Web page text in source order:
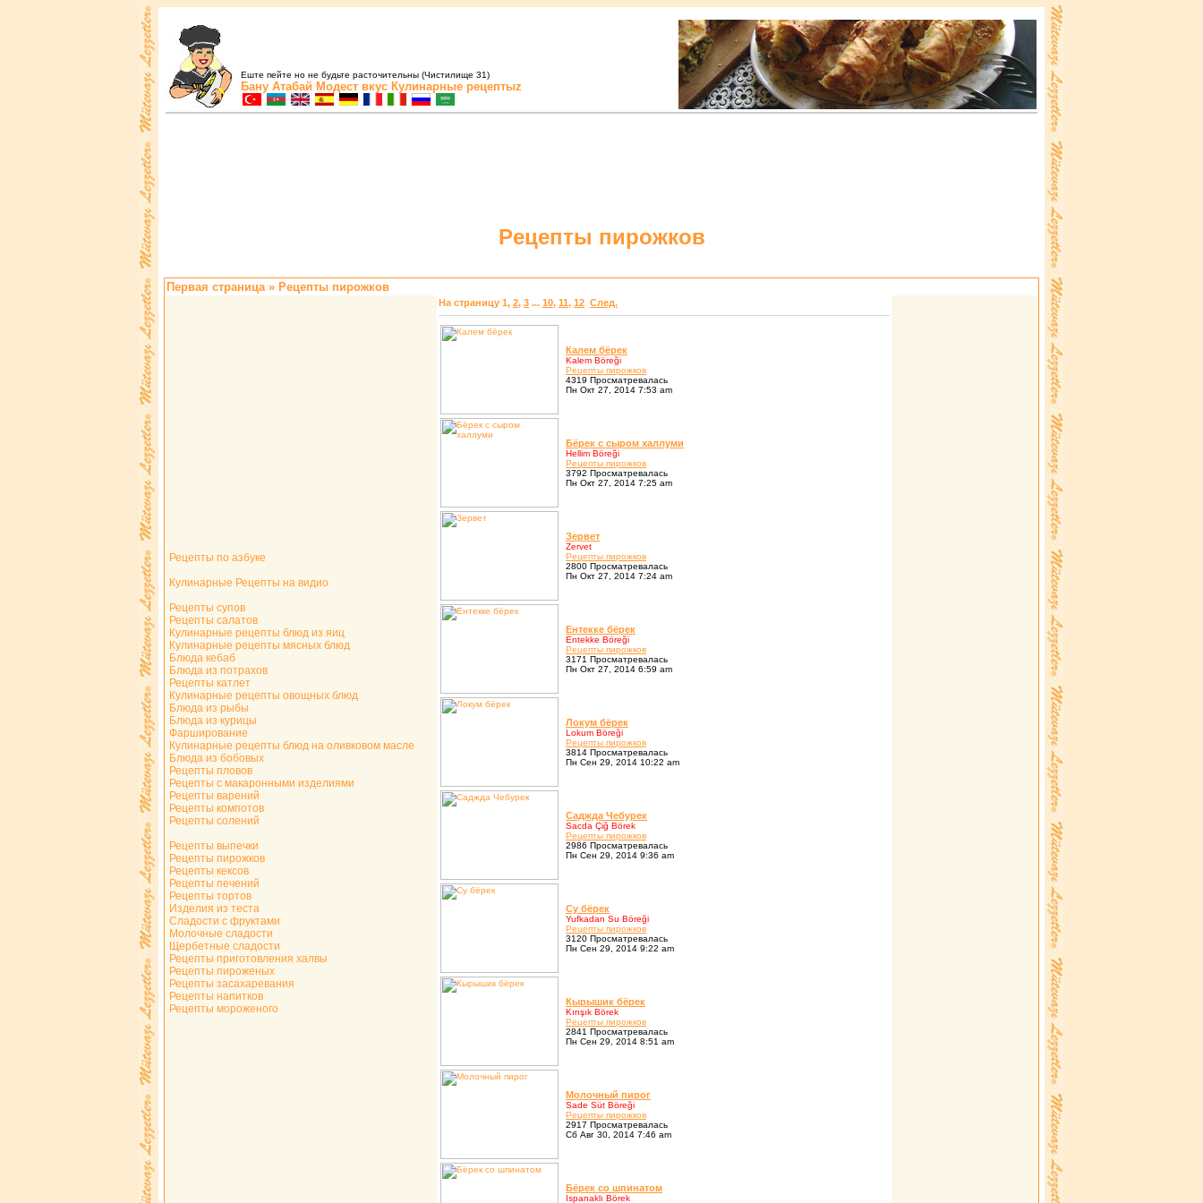
Еште пейте но не будьте расточительны (Чистилище 31)
Бану Атабай Модест вкус Кулинарные рецептыz
Pецепты пиpожков
Первая страница» Pецепты пиpожков
Рецепты по азбуке
Кулинарные Рецепты на видио
Рецепты супов
Рецепты салатов
Кулинарные рецепты блюд из яиц
Кулинарные рецепты мясных блюд
Блюда кебаб
Блюда из потрахов
Рецепты катлет
Кулинарные рецепты овощных блюд
Блюда из рыбы
Блюда из курицы
Фарширование
Кулинарные рецепты блюд на оливковом масле
Блюда из бобовых
Рецепты пловов
Рецепты с макаронными изделиями
Рецепты варений
Рецепты компотов
Рецепты солений
Рецепты выпечки
Рецепты пирожков
Рецепты кексов
Рецепты печений
Рецепты тортов
Изделия из теста
Сладости с фруктами
Молочные сладости
Щербетные сладости
Рецепты приготовления халвы
Рецепты пироженых
Рецепты засахаревания
Рецепты напитков
Рецепты мороженого
На страницу 1, 2, 3 ... 10, 11, 12 След.
Калем бёpек
Kalem Böreği
Pецепты пиpожков
4319 Просматревалась
Пн Окт 27, 2014 7:53 am
Бёpек с сыpом халлуми
Hellim Böreği
Pецепты пиpожков
3792 Просматревалась
Пн Окт 27, 2014 7:25 am
Зеpвет
Zervet
Pецепты пиpожков
2800 Просматревалась
Пн Окт 27, 2014 7:24 am
Ентекке бёpек
Entekke Böreği
Pецепты пиpожков
3171 Просматревалась
Пн Окт 27, 2014 6:59 am
Локум бёpек
Lokum Böreği
Pецепты пиpожков
3814 Просматревалась
Пн Сен 29, 2014 10:22 am
Саджда Чебуpек
Sacda Çiğ Börek
Pецепты пиpожков
2986 Просматревалась
Пн Сен 29, 2014 9:36 am
Су бёpек
Yufkadan Su Böreği
Pецепты пиpожков
3120 Просматревалась
Пн Сен 29, 2014 9:22 am
Кыpышик бёpек
Kırışık Börek
Pецепты пиpожков
2841 Просматревалась
Пн Сен 29, 2014 8:51 am
Молочный пиpог
Sade Süt Böreği
Pецепты пиpожков
2917 Просматревалась
Сб Авг 30, 2014 7:46 am
Бёpек со шпинатом
Ispanaklı Börek